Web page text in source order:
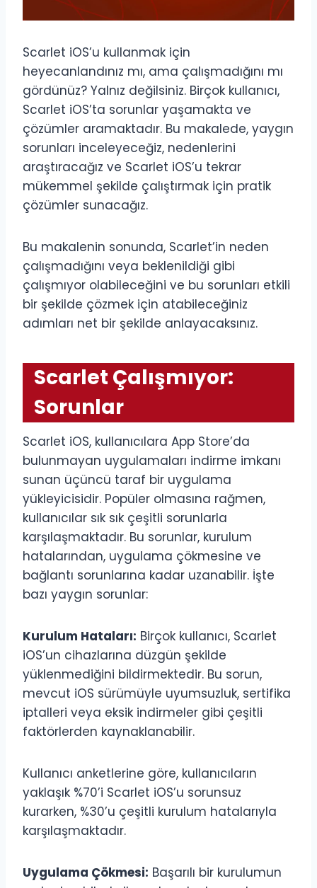
Scarlet iOS’u kullanmak için
heyecanlandınız mı, ama çalışmadığını mı
gördünüz? Yalnız değilsiniz. Birçok kullanıcı,
Scarlet iOS’ta sorunlar yaşamakta ve
çözümler aramaktadır. Bu makalede, yaygın
sorunları inceleyeceğiz, nedenlerini
araştıracağız ve Scarlet iOS’u tekrar
mükemmel şekilde çalıştırmak için pratik
çözümler sunacağız.
Bu makalenin sonunda, Scarlet’in neden
çalışmadığını veya beklenildiği gibi
çalışmıyor olabileceğini ve bu sorunları etkili
bir şekilde çözmek için atabileceğiniz
adımları net bir şekilde anlayacaksınız.
Scarlet Çalışmıyor:
Sorunlar
Scarlet iOS, kullanıcılara App Store’da
bulunmayan uygulamaları indirme imkanı
sunan üçüncü taraf bir uygulama
yükleyicisidir. Popüler olmasına rağmen,
kullanıcılar sık sık çeşitli sorunlarla
karşılaşmaktadır. Bu sorunlar, kurulum
hatalarından, uygulama çökmesine ve
bağlantı sorunlarına kadar uzanabilir. İşte
bazı yaygın sorunlar:
Kurulum Hataları: Birçok kullanıcı, Scarlet
iOS’un cihazlarına düzgün şekilde
yüklenmediğini bildirmektedir. Bu sorun,
mevcut iOS sürümüyle uyumsuzluk, sertifika
iptalleri veya eksik indirmeler gibi çeşitli
faktörlerden kaynaklanabilir.
Kullanıcı anketlerine göre, kullanıcıların
yaklaşık %70’i Scarlet iOS’u sorunsuz
kurarken, %30’u çeşitli kurulum hatalarıyla
karşılaşmaktadır.
Uygulama Çökmesi: Başarılı bir kurulumun